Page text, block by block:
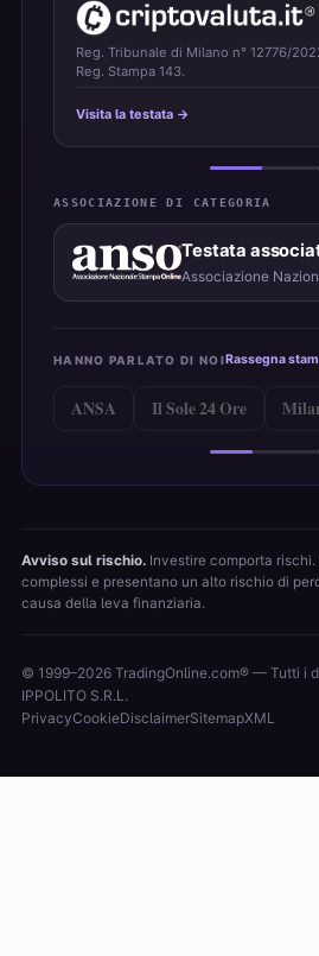
Reg. Tribunale di Milano n° 12776/
Reg. Stampa 143.
Visita la testata →
ASSOCIAZIONE DI CATEGORIA
Testata
Associazione
HANNO PARLATO DI NOIRassegna
ANSA Il Sole 24 Ore
Avviso sul rischio. Investire comporta rischi.
complessi e presentano un alto rischio di
causa della leva finanziaria.
© 1999–2026 TradingOnline.com® — Tutti i
IPPOLITO S.R.L.
PrivacyCookieDisclaimerSitemapXML